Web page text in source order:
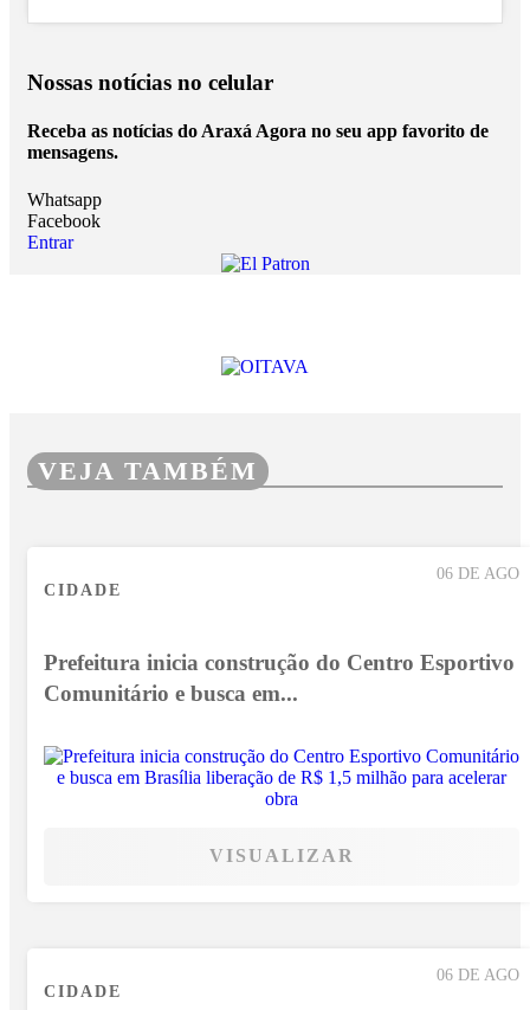
Nossas notícias no celular
Receba as notícias do Araxá Agora no seu app favorito de
mensagens.
Whatsapp
Facebook
Entrar
VEJA TAMBÉM
06 DE AGO
CIDADE
Prefeitura inicia construção do Centro Esportivo
Comunitário e busca em...
VISUALIZAR
06 DE AGO
CIDADE